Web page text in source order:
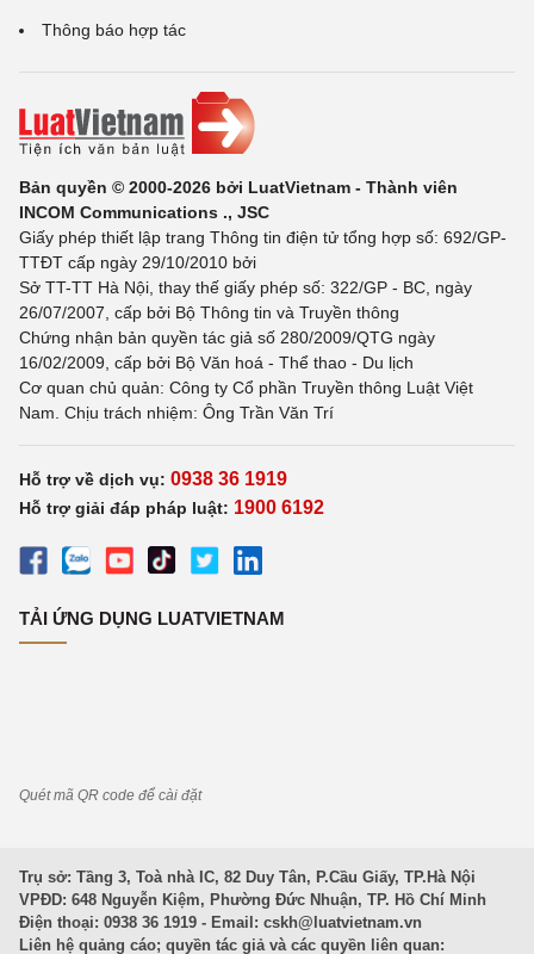
Thông báo hợp tác
Bản quyền © 2000-2026 bởi LuatVietnam - Thành viên
INCOM Communications ., JSC
Giấy phép thiết lập trang Thông tin điện tử tổng hợp số: 692/GP-
TTĐT cấp ngày 29/10/2010 bởi
Sở TT-TT Hà Nội, thay thế giấy phép số: 322/GP - BC, ngày
26/07/2007, cấp bởi Bộ Thông tin và Truyền thông
Chứng nhận bản quyền tác giả số 280/2009/QTG ngày
16/02/2009, cấp bởi Bộ Văn hoá - Thể thao - Du lịch
Cơ quan chủ quản: Công ty Cổ phần Truyền thông Luật Việt
Nam. Chịu trách nhiệm: Ông Trần Văn Trí
Hỗ trợ về dịch vụ: 0938 36 1919
Hỗ trợ giải đáp pháp luật: 1900 6192
TẢI ỨNG DỤNG LUATVIETNAM
Quét mã QR code để cài đặt
Trụ sở: Tầng 3, Toà nhà IC, 82 Duy Tân, P.Cầu Giấy, TP.Hà Nội
VPĐD: 648 Nguyễn Kiệm, Phường Đức Nhuận, TP. Hồ Chí Minh
Điện thoại: 0938 36 1919 - Email: cskh@luatvietnam.vn
Liên hệ quảng cáo; quyền tác giả và các quyền liên quan: